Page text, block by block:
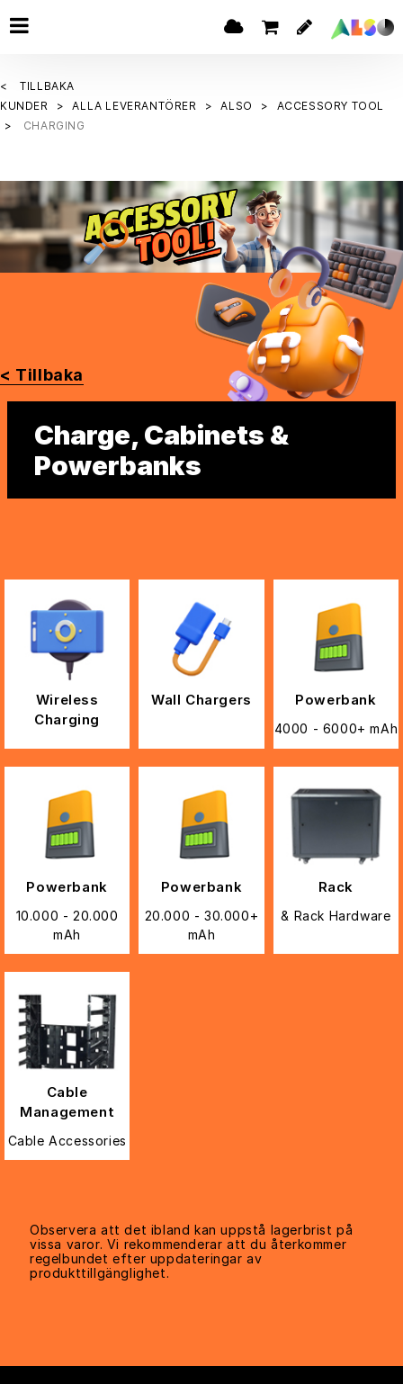
TILLBAKA
KUNDER
ALLA LEVERANTÖRER ALSO
ACCESSORY TOOL
CHARGING
< Tillbaka
Charge, Cabinets &
Powerbanks
Wireless
Charging
Wall Chargers Powerbank
4000 - 6000+ mAh
Powerbank
10.000 - 20.000
mAh
Powerbank
20.000 - 30.000+
mAh
Rack
& Rack Hardware
Cable
Management
Cable Accessories
Observera att det ibland kan uppstå lagerbrist på
vissa varor. Vi rekommenderar att du återkommer
regelbundet efter uppdateringar av
produkttillgänglighet.